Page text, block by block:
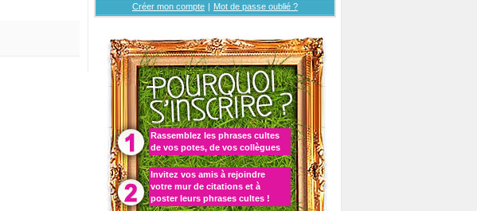
Créer mon compte | Mot de passe oublié ?
Rassemblez les phrases cultes
de vos potes, de vos collègues
Invitez vos amis à rejoindre
votre mur de citations et à
poster leurs phrases cultes !